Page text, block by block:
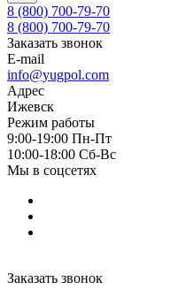
8 (800) 700-79-70
8 (800) 700-79-70
Заказать звонок
E-mail
info@yugpol.com
Адрес
Ижевск
Режим работы
9:00-19:00 Пн-Пт
10:00-18:00 Cб-Вс
Мы в соцсетях
Заказать звонок